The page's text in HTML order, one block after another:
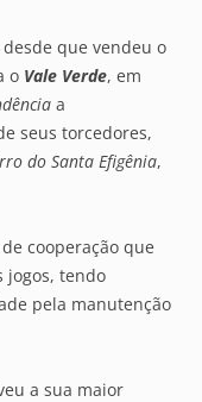
que vendeu o
o Vale Verde, em
a
seus torcedores,
do Santa Efigênia,
cooperação que
jogos, tendo
pela manutenção
a sua maior